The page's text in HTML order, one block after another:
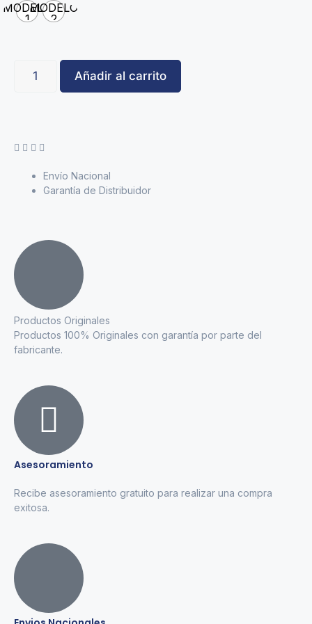
MODELO
1
MODELO
2
Añadir al carrito
Envío Nacional
Garantía de Distribuidor
Productos Originales
Productos 100% Originales con garantía por parte del
fabricante.
Asesoramiento
Recibe asesoramiento gratuito para realizar una compra
exitosa.